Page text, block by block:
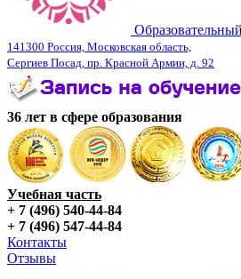
141300 Россия, Московская область,
Сергиев Посад, пр. Красной Армии, д. 92
36 лет в сфере образования
Учебная часть
+ 7 (496) 540-44-84
+ 7 (496) 547-44-84
Контакты
Отзывы